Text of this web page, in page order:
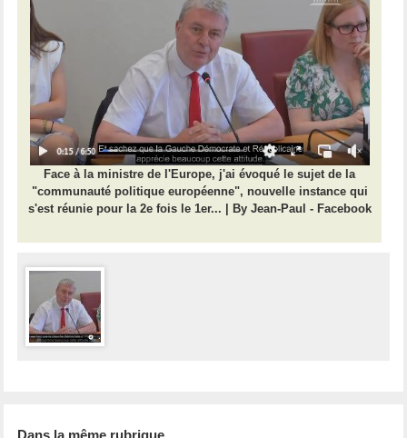
Face à la ministre de l'Europe, j'ai évoqué le sujet de la
"communauté politique européenne", nouvelle instance qui
s'est réunie pour la 2e fois le 1er... | By Jean-Paul - Facebook
Dans la même rubrique